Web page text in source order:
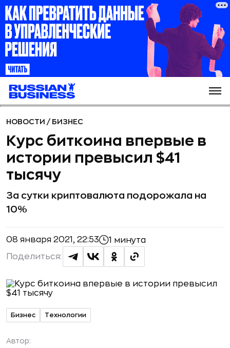
НОВОСТИ / БИЗНЕС
Курс биткоина впервые в
истории превысил $41
тысячу
За сутки криптовалюта подорожала на
10%
08 января 2021, 22:53 1 минута
Поделиться:
Бизнес Технологии
Автор: